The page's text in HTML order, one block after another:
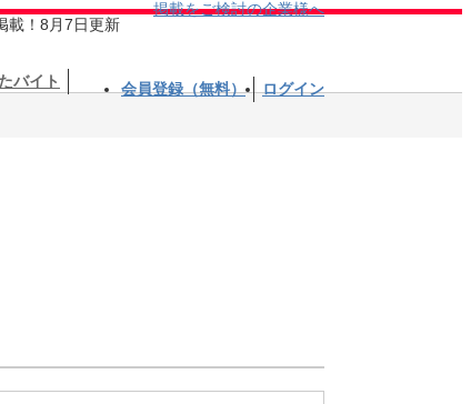
載！8月7日更新
掲載をご検討の企業様へ
バイト 会員登録（無料） ログイン